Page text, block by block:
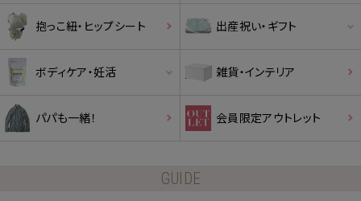
抱っこ紐・ヒップシート 出産祝い・ギフト
ボディケア・妊活 雑貨・インテリア
パパも一緒！ 会員限定アウトレット
GUIDE